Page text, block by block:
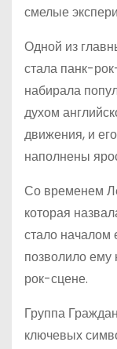
смелые
Одной из
стала панк-
набирала
духом
движения, и
наполнены
Со временем
которая
стало началом
позволило ему
рок-сцене.
Группа
ключевых